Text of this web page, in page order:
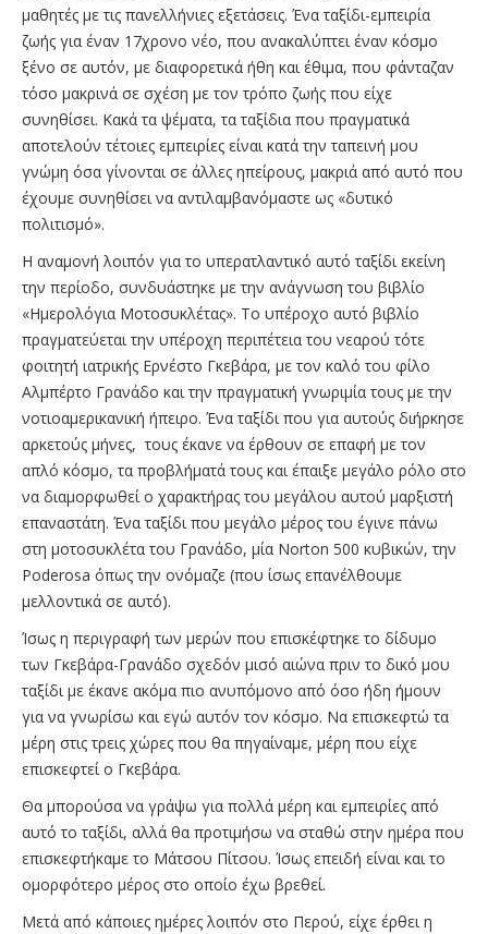
μαθητές με τις πανελλήνιες εξετάσεις. Ένα ταξίδι-εμπειρία
ζωής για έναν 17χρονο νέο, που ανακαλύπτει έναν κόσμο
ξένο σε αυτόν, με διαφορετικά ήθη και έθιμα, που φάνταζαν
τόσο μακρινά σε σχέση με τον τρόπο ζωής που είχε
συνηθίσει. Κακά τα ψέματα, τα ταξίδια που πραγματικά
αποτελούν τέτοιες εμπειρίες είναι κατά την ταπεινή μου
γνώμη όσα γίνονται σε άλλες ηπείρους, μακριά από αυτό που
έχουμε συνηθίσει να αντιλαμβανόμαστε ως «δυτικό
πολιτισμό».
Η αναμονή λοιπόν για το υπερατλαντικό αυτό ταξίδι εκείνη
την περίοδο, συνδυάστηκε με την ανάγνωση του βιβλίο
«Ημερολόγια Μοτοσυκλέτας». Το υπέροχο αυτό βιβλίο
πραγματεύεται την υπέροχη περιπέτεια του νεαρού τότε
φοιτητή ιατρικής Ερνέστο Γκεβάρα, με τον καλό του φίλο
Αλμπέρτο Γρανάδο και την πραγματική γνωριμία τους με την
νοτιοαμερικανική ήπειρο. Ένα ταξίδι που για αυτούς διήρκησε
αρκετούς μήνες, τους έκανε να έρθουν σε επαφή με τον
απλό κόσμο, τα προβλήματά τους και έπαιξε μεγάλο ρόλο στο
να διαμορφωθεί ο χαρακτήρας του μεγάλου αυτού μαρξιστή
επαναστάτη. Ένα ταξίδι που μεγάλο μέρος του έγινε πάνω
στη μοτοσυκλέτα του Γρανάδο, μία Norton 500 κυβικών, την
Poderosa όπως την ονόμαζε (που ίσως επανέλθουμε
μελλοντικά σε αυτό).
Ίσως η περιγραφή των μερών που επισκέφτηκε το δίδυμο
των Γκεβάρα-Γρανάδο σχεδόν μισό αιώνα πριν το δικό μου
ταξίδι με έκανε ακόμα πιο ανυπόμονο από όσο ήδη ήμουν
για να γνωρίσω και εγώ αυτόν τον κόσμο. Να επισκεφτώ τα
μέρη στις τρεις χώρες που θα πηγαίναμε, μέρη που είχε
επισκεφτεί ο Γκεβάρα.
Θα μπορούσα να γράψω για πολλά μέρη και εμπειρίες από
αυτό το ταξίδι, αλλά θα προτιμήσω να σταθώ στην ημέρα που
επισκεφτήκαμε το Mάτσου Πίτσου. Ίσως επειδή είναι και το
ομορφότερο μέρος στο οποίο έχω βρεθεί.
Μετά από κάποιες ημέρες λοιπόν στο Περού, είχε έρθει η